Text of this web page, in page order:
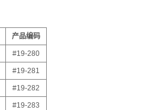
产品编码
#19-280
#19-281
#19-282
#19-283